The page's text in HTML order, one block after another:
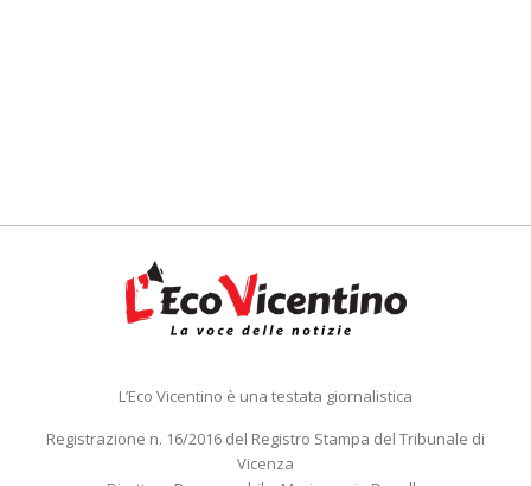
L’Eco Vicentino è una testata giornalistica
Registrazione n. 16/2016 del Registro Stampa del Tribunale di
Vicenza